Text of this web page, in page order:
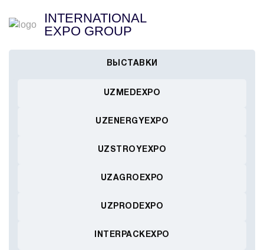
INTERNATIONAL
EXPO GROUP
ВЫСТАВКИ
UZMEDEXPO
UZENERGYEXPO
UZSTROYEXPO
UZAGROEXPO
UZPRODEXPO
INTERPACKEXPO